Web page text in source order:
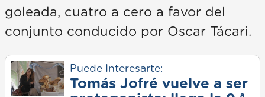
goleada, cuatro a cero a favor del
conjunto conducido por Oscar Tácari.
Puede Interesarte:
Tomás Jofré vuelve a ser